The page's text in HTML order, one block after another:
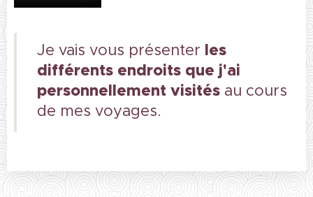
Je vais vous présenter les
différents endroits que j'ai
personnellement visités au cours
de mes voyages.